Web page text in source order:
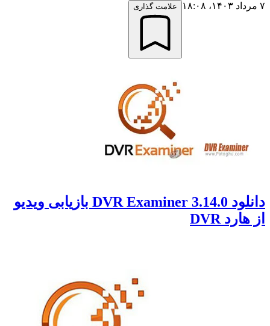
۷ مرداد ۱۴۰۳،‏ ۱۸:۰۸
علامت گذاری
دانلود DVR Examiner 3.14.0 بازیابی ویدیو
از هارد DVR